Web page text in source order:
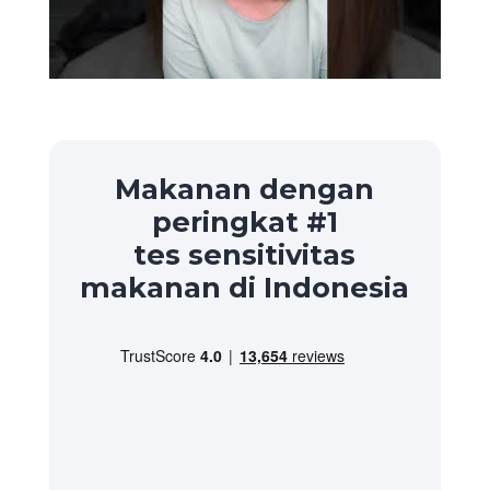
Makanan dengan
peringkat #1
tes sensitivitas
makanan di Indonesia